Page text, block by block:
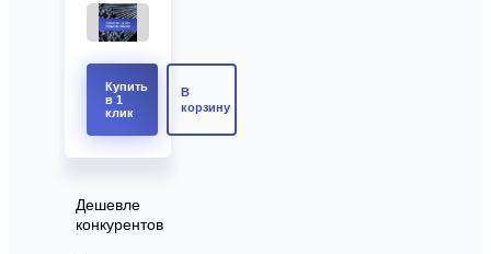
Купить
в 1
клик
В
корзину
Дешевле
конкурентов